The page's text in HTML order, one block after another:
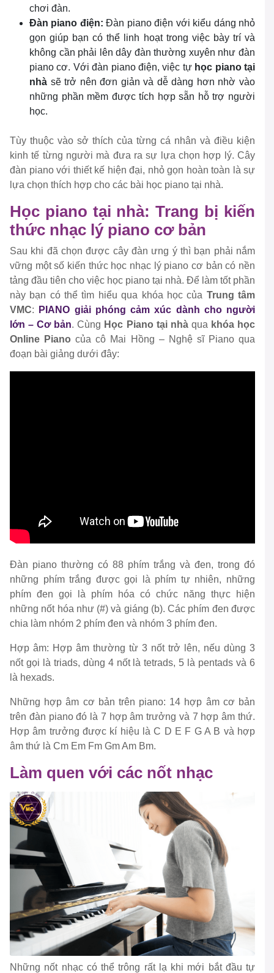
chơi đàn.
Đàn piano điện: Đàn piano điện với kiểu dáng nhỏ
gọn giúp bạn có thể linh hoạt trong việc bày trí và
không cần phải lên dây đàn thường xuyên như đàn
piano cơ. Với đàn piano điện, việc tự học piano tại
nhà sẽ trở nên đơn giản và dễ dàng hơn nhờ vào
những phần mềm được tích hợp sẵn hỗ trợ người
học.
Tùy thuộc vào sở thích của từng cá nhân và điều kiện
kinh tế từng người mà đưa ra sự lựa chọn hợp lý. Cây
đàn piano với thiết kế hiện đại, nhỏ gọn hoàn toàn là sự
lựa chọn thích hợp cho các bài học piano tại nhà.
Học piano tại nhà: Trang bị kiến
thức nhạc lý piano cơ bản
Sau khi đã chọn được cây đàn ưng ý thì bạn phải nắm
vững một số kiến thức học nhạc lý piano cơ bản có nền
tảng đầu tiên cho việc học piano tại nhà. Để làm tốt phần
này bạn có thể tìm hiểu qua khóa học của Trung tâm
VMC:
PIANO giải phóng cảm xúc dành cho người
lớn – Cơ bản. Cùng Học Piano tại nhàqua khóa học
Online Piano của cô Mai Hồng – Nghệ sĩ Piano qua
đoạn bài giảng dưới đây:
Đàn piano thường có 88 phím trắng và đen, trong đó
những phím trắng được gọi là phím tự nhiên, những
phím đen gọi là phím hóa có chức năng thực hiện
những nốt hóa như (#) và giáng (b). Các phím đen được
chia làm nhóm 2 phím đen và nhóm 3 phím đen.
Hợp âm: Hợp âm thường từ 3 nốt trở lên, nếu dùng 3
nốt gọi là triads, dùng 4 nốt là tetrads, 5 là pentads và 6
là hexads.
Những hợp âm cơ bản trên piano: 14 hợp âm cơ bản
trên đàn piano đó là 7 hợp âm trưởng và 7 hợp âm thứ.
Hợp âm trưởng được kí hiệu là C D E F G A B và hợp
âm thứ là Cm Em Fm Gm Am Bm.
Làm quen với các nốt nhạc
Những nốt nhạc có thể trông rất lạ khi mới bắt đầu tự